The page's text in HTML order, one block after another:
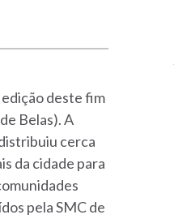
edição deste fim
Belas). A
cerca
da cidade para
pela SMC de